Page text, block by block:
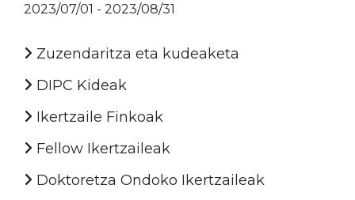
2023/07/01 - 2023/08/31
Zuzendaritza eta kudeaketa
DIPC Kideak
Ikertzaile Finkoak
Fellow Ikertzaileak
Doktoretza Ondoko Ikertzaileak